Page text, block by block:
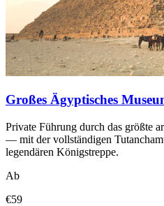
Großes Ägyptisches
Private Führung durch das größte
— mit der vollständigen
legendären Königstreppe.
Ab
€59